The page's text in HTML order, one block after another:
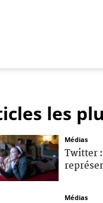
les
Médias
Twitter :
Médias